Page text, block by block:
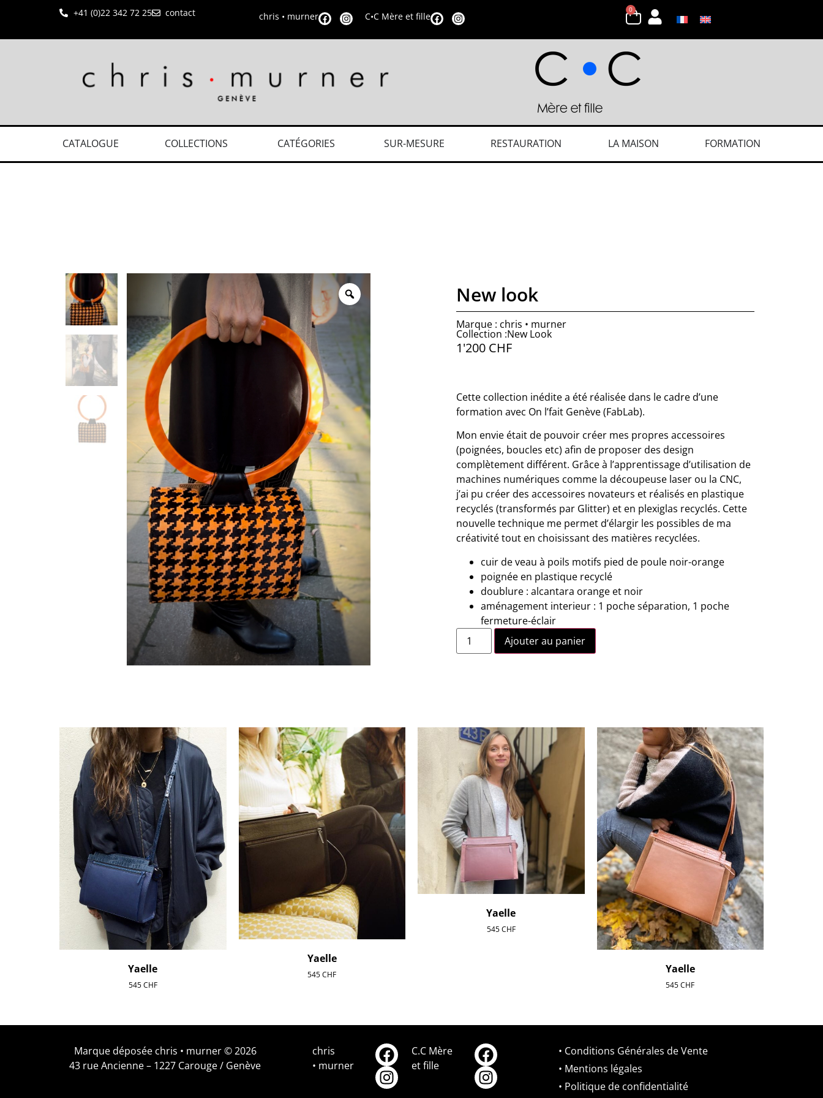
+41 (0)22 342 72 25 contact chris • murner C•C Mère et fille
0
CATALOGUE COLLECTIONS CATÉGORIES SUR-MESURE RESTAURATION LA MAISON FORMATION
New look
Marque : chris • murner
Collection :New Look
1'200 CHF
Cette collection inédite a été réalisée dans le cadre d’une
formation avec On l’fait Genève (FabLab).
Mon envie était de pouvoir créer mes propres accessoires
(poignées, boucles etc) afin de proposer des design
complètement différent. Grâce à l’apprentissage d’utilisation de
machines numériques comme la découpeuse laser ou la CNC,
j’ai pu créer des accessoires novateurs et réalisés en plastique
recyclés (transformés par Glitter) et en plexiglas recyclés. Cette
nouvelle technique me permet d’élargir les possibles de ma
créativité tout en choisissant des matières recyclées.
cuir de veau à poils motifs pied de poule noir-orange
poignée en plastique recyclé
doublure : alcantara orange et noir
aménagement interieur : 1 poche séparation, 1 poche
fermeture-éclair
Ajouter au panier
Yaelle
545CHF
Yaelle
545CHF
Yaelle
545CHF
Yaelle
545CHF
Marque déposée chris • murner © 2026
43 rue Ancienne – 1227 Carouge / Genève
chris
• murner
C.C Mère
et fille
• Conditions Générales de Vente
• Mentions légales
• Politique de confidentialité